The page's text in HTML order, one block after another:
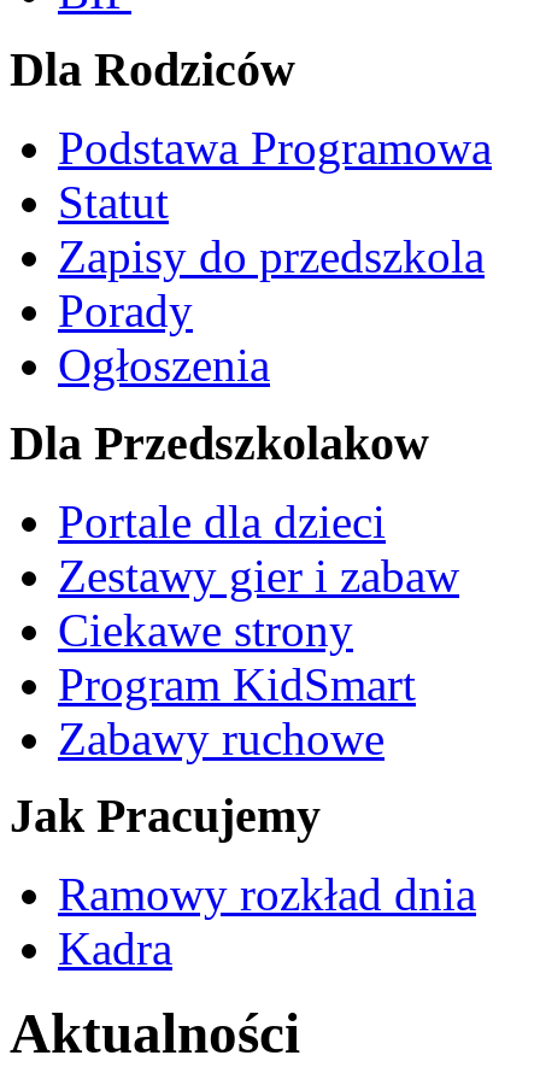
Dla Rodziców
Podstawa Programowa
Statut
Zapisy do przedszkola
Porady
Ogłoszenia
Dla Przedszkolakow
Portale dla dzieci
Zestawy gier i zabaw
Ciekawe strony
Program KidSmart
Zabawy ruchowe
Jak Pracujemy
Ramowy rozkład dnia
Kadra
Aktualności